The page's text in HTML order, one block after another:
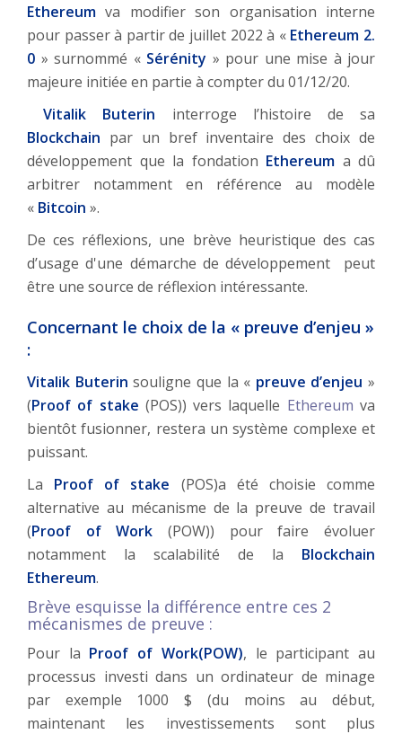
Ethereum va modifier son organisation interne
pour passer à partir de juillet 2022 à « Ethereum 2.
0 » surnommé « Sérénity » pour une mise à jour
majeure initiée en partie à compter du 01/12/20.
Vitalik Buterin interroge l’histoire de sa
Blockchain par un bref inventaire des choix de
développement que la fondation Ethereum a dû
arbitrer notamment en référence au modèle
« Bitcoin ».
De ces réflexions, une brève heuristique des cas
d’usage d'une démarche de développement peut
être une source de réflexion intéressante.
Concernant le choix de la « preuve d’enjeu »
:
Vitalik Buterin souligne que la « preuve d’enjeu »
(Proof of stake (POS)) vers laquelle Ethereum va
bientôt fusionner, restera un système complexe et
puissant.
La Proof of stake (POS)a été choisie comme
alternative au mécanisme de la preuve de travail
(Proof of Work (POW)) pour faire évoluer
notamment la scalabilité de la Blockchain
Ethereum.
Brève esquisse la différence entre ces 2
mécanismes de preuve :
Pour la Proof of Work(POW), le participant au
processus investi dans un ordinateur de minage
par exemple 1000 $ (du moins au début,
maintenant les investissements sont plus